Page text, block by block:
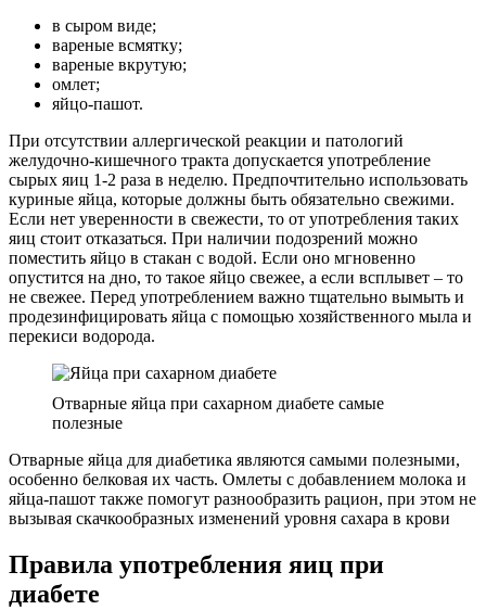
в сыром виде;
вареные всмятку;
вареные вкрутую;
омлет;
яйцо-пашот.
При отсутствии аллергической реакции и патологий
желудочно-кишечного тракта допускается употребление
сырых яиц 1-2 раза в неделю. Предпочтительно использовать
куриные яйца, которые должны быть обязательно свежими.
Если нет уверенности в свежести, то от употребления таких
яиц стоит отказаться. При наличии подозрений можно
поместить яйцо в стакан с водой. Если оно мгновенно
опустится на дно, то такое яйцо свежее, а если всплывет – то
не свежее. Перед употреблением важно тщательно вымыть и
продезинфицировать яйца с помощью хозяйственного мыла и
перекиси водорода.
Отварные яйца при сахарном диабете самые
полезные
Отварные яйца для диабетика являются самыми полезными,
особенно белковая их часть. Омлеты с добавлением молока и
яйца-пашот также помогут разнообразить рацион, при этом не
вызывая скачкообразных изменений уровня сахара в крови
Правила употребления яиц при
диабете